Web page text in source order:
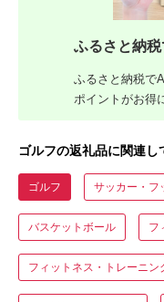
ふるさと納税
ふるさと納税で
ポイントがお得
ゴルフの返礼品に関連し
ゴルフ サッカー・フ
バスケットボール フ
フィットネス・トレーニン